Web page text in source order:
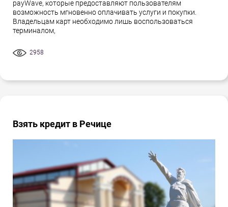
payWave, которые предоставляют пользователям
возможность мгновенно оплачивать услуги и покупки.
Владельцам карт необходимо лишь воспользоваться
терминалом,
2958
Взять кредит в Речице